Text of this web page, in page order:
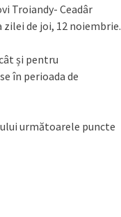
Troiandy- Ceadâr
de joi, 12 noiembrie.
și pentru
în perioada de
următoarele puncte